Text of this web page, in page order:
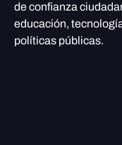
de confianza
educación,
políticas públicas.